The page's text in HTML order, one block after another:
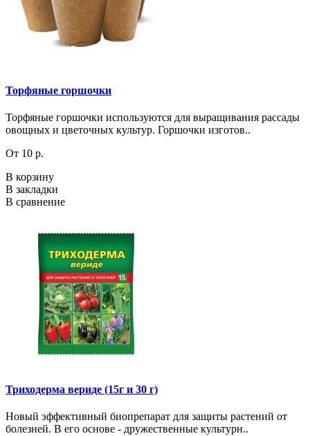
Торфяные горшочки
Торфяные горшочки используются для выращивания рассады
овощных и цветочных культур. Горшочки изготов..
От 10 р.
В корзину
В закладки
В сравнение
Триходерма вериде (15г и 30 г)
Новый эффективный биопрепарат для защиты растений от
болезней. В его основе - дружественные культурн..